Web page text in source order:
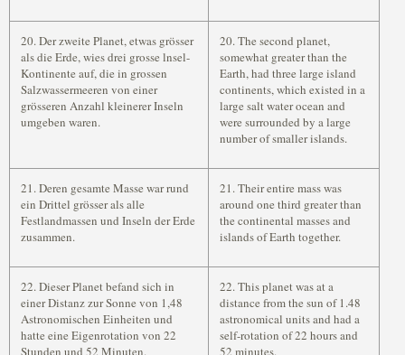
20. Der zweite Planet, etwas grösser
als die Erde, wies drei grosse lnsel-
Kontinente auf, die in grossen
Salzwassermeeren von einer
grösseren Anzahl kleinerer Inseln
umgeben waren.
20. The second planet,
somewhat greater than the
Earth, had three large island
continents, which existed in a
large salt water ocean and
were surrounded by a large
number of smaller islands.
21. Deren gesamte Masse war rund
ein Drittel grösser als alle
Festlandmassen und Inseln der Erde
zusammen.
21. Their entire mass was
around one third greater than
the continental masses and
islands of Earth together.
22. Dieser Planet befand sich in
einer Distanz zur Sonne von 1,48
Astronomischen Einheiten und
hatte eine Eigenrotation von 22
Stunden und 52 Minuten.
22. This planet was at a
distance from the sun of 1.48
astronomical units and had a
self-rotation of 22 hours and
52 minutes.